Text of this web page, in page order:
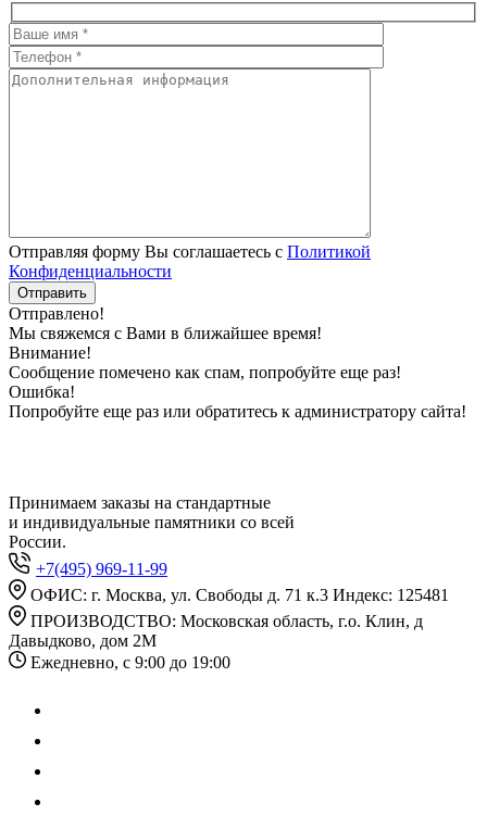
Отправляя форму Вы соглашаетесь с Политикой
Конфиденциальности
Отправлено!
Мы свяжемся с Вами в ближайшее время!
Внимание!
Сообщение помечено как спам, попробуйте еще раз!
Ошибка!
Попробуйте еще раз или обратитесь к администратору сайта!
Принимаем заказы на стандартные
и индивидуальные памятники со всей
России.
+7(495) 969-11-99
ОФИС: г. Москва, ул. Свободы д. 71 к.3 Индекс: 125481
ПРОИЗВОДСТВО: Московская область, г.о. Клин, д
Давыдково, дом 2М
Ежедневно, с 9:00 до 19:00